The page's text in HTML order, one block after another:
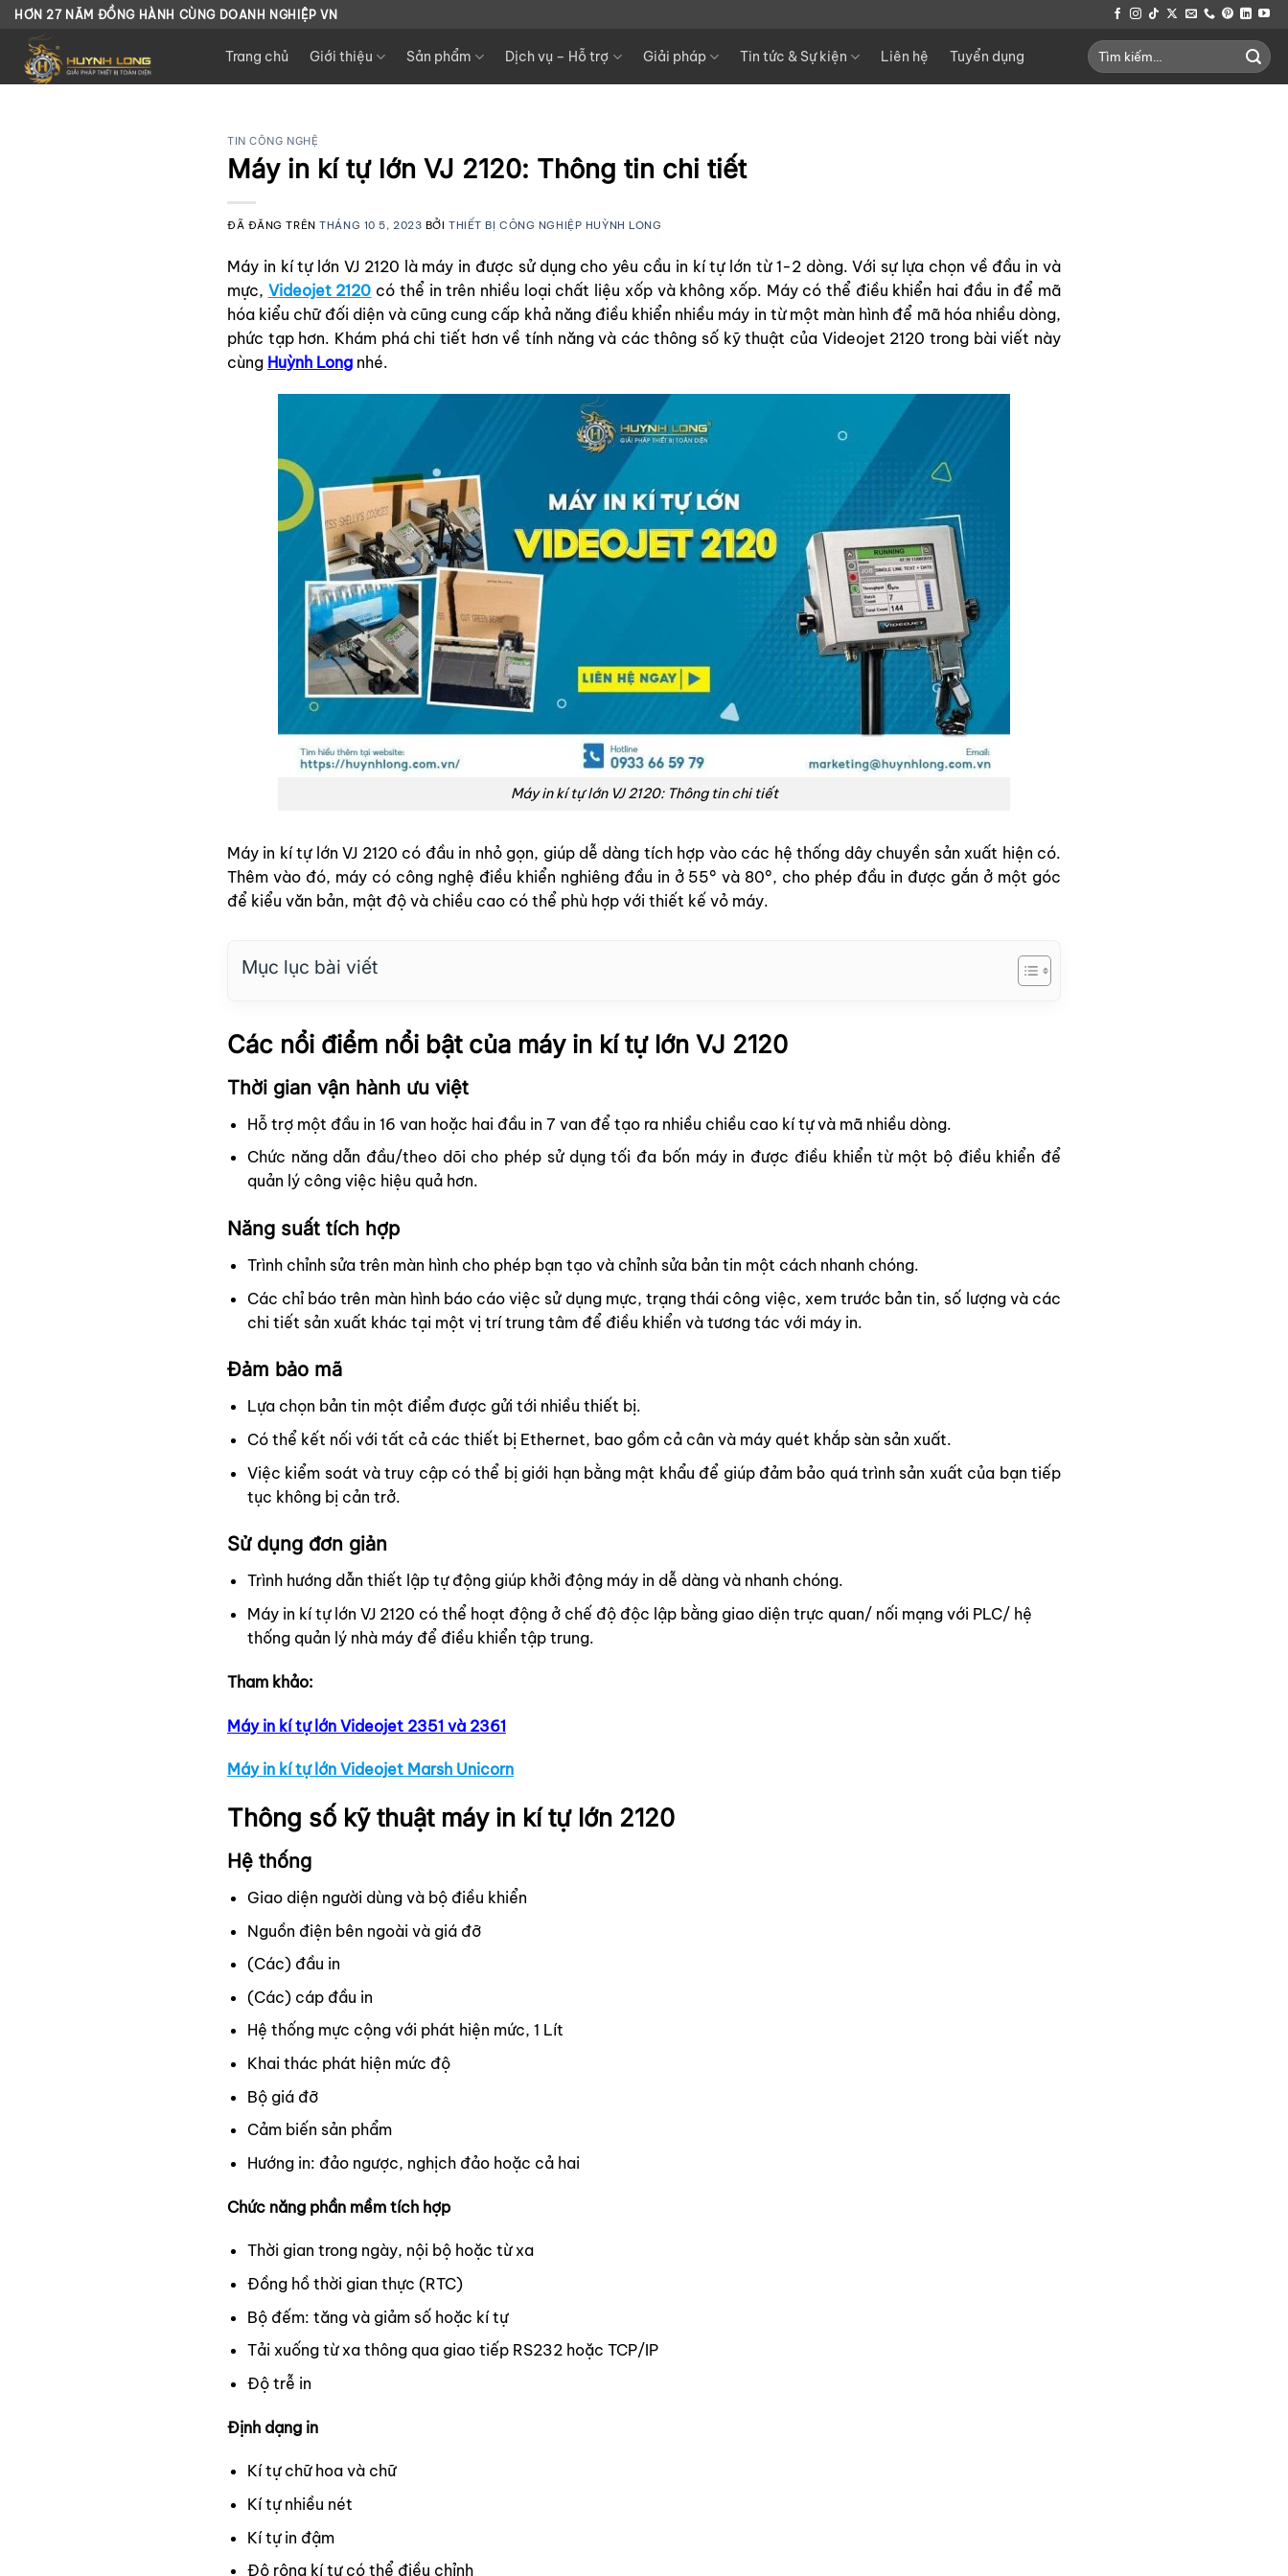
Chuyển
dung
HƠN 27 NĂM ĐỒNG HÀNH CÙNG DOANH NGHIỆP VN
Trang chủ Giới thiệu Sản phẩm Dịch vụ – Hỗ trợ Giải pháp Tin tức & Sự kiện Liên hệ Tuyển dụng
Tìm
kiếm:
TIN CÔNG NGHỆ
Máy in kí tự lớn VJ 2120: Thông tin chi tiết
ĐÃ ĐĂNG TRÊNTHÁNG 10 5, 2023 BỞITHIẾT BỊ CÔNG NGHIỆP HUỲNH LONG
Máy in kí tự lớn VJ 2120 là máy in được sử dụng cho yêu cầu in kí tự lớn từ 1-2 dòng.Với sự lựa chọn về đầu in và
mực, Videojet 2120 có thể in trên nhiều loại chất liệu xốp và không xốp. Máy có thể điều khiển hai đầu in để mã
hóa kiểu chữ đối diện và cũng cung cấp khả năng điều khiển nhiều máy in từ một màn hình để mã hóa nhiều dòng,
phức tạp hơn. Khám phá chi tiết hơn về tính năng và các thông số kỹ thuật của Videojet 2120 trong bài viết này
cùng Huỳnh Long nhé.
Máy inkítự lớn VJ 2120: Thông tin chi tiết
Máy in kítự lớn VJ 2120 có đầu in nhỏ gọn, giúp dễ dàng tích hợp vào các hệ thống dây chuyền sản xuất hiện có.
Thêm vào đó, máy có công nghệ điều khiển nghiêng đầu in ở 55° và 80°, cho phép đầu in được gắn ở một góc
để kiểu văn bản, mật độ và chiều cao có thể phù hợp với thiết kế vỏ máy.
Mục lục bài viết
Các nổi điểm nổi bật của máy in kí tự lớn VJ 2120
Thời gian vận hành ưu việt
Hỗ trợ một đầu in 16 van hoặc hai đầu in 7 van để tạo ra nhiều chiều cao kítự và mã nhiều dòng.
Chức năng dẫn đầu/theo dõi cho phép sử dụng tối đa bốn máy in được điều khiển từ một bộ điều khiển để
quản lý công việc hiệu quả hơn.
Năng suất tích hợp
Trình chỉnh sửa trên màn hình cho phép bạn tạo và chỉnh sửa bản tin một cách nhanh chóng.
Các chỉ báo trên màn hình báo cáo việc sử dụng mực, trạng thái công việc, xem trước bản tin, số lượng và các
chi tiết sản xuất khác tại một vị trí trung tâm để điều khiển và tương tác với máy in.
Đảm bảo mã
Lựa chọn bản tin một điểm được gửi tới nhiều thiết bị.
Có thể kết nối với tất cả các thiết bị Ethernet, bao gồm cả cân và máy quét khắp sàn sản xuất.
Việc kiểm soát và truy cập có thể bị giới hạn bằng mật khẩu để giúp đảm bảo quá trình sản xuất của bạn tiếp
tục không bị cản trở.
Sử dụng đơn giản
Trình hướng dẫn thiết lập tự động giúp khởi động máy in dễ dàng và nhanh chóng.
Máy in kítự lớn VJ 2120 có thể hoạt động ở chế độ độc lập bằng giao diện trực quan/ nối mạng với PLC/ hệ
thống quản lý nhà máy để điều khiển tập trung.
Tham khảo:
Máy in kí tự lớn Videojet 2351 và 2361
Máy in kí tự lớn Videojet Marsh Unicorn
Thông số kỹ thuật máy in kí tự lớn 2120
Hệ thống
Giao diện người dùng và bộ điều khiển
Nguồn điện bên ngoài và giá đỡ
(Các) đầu in
(Các) cáp đầu in
Hệ thống mực cộng với phát hiện mức, 1 Lít
Khai thác phát hiện mức độ
Bộ giá đỡ
Cảm biến sản phẩm
Hướng in: đảo ngược, nghịch đảo hoặc cả hai
Chức năng phần mềm tích hợp
Thời gian trong ngày, nội bộ hoặc từ xa
Đồng hồ thời gian thực (RTC)
Bộ đếm: tăng và giảm số hoặc kítự
Tải xuống từ xa thông qua giao tiếp RS232 hoặc TCP/IP
Độ trễ in
Định dạng in
Kí tự chữ hoa và chữ
Kí tự nhiều nét
Kí tự in đậm
Độ rộng kí tự có thể điều chỉnh